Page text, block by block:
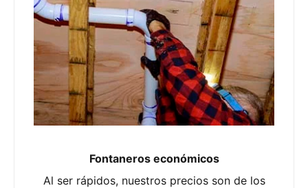
Fontaneros económicos
Al ser rápidos, nuestros precios son de los